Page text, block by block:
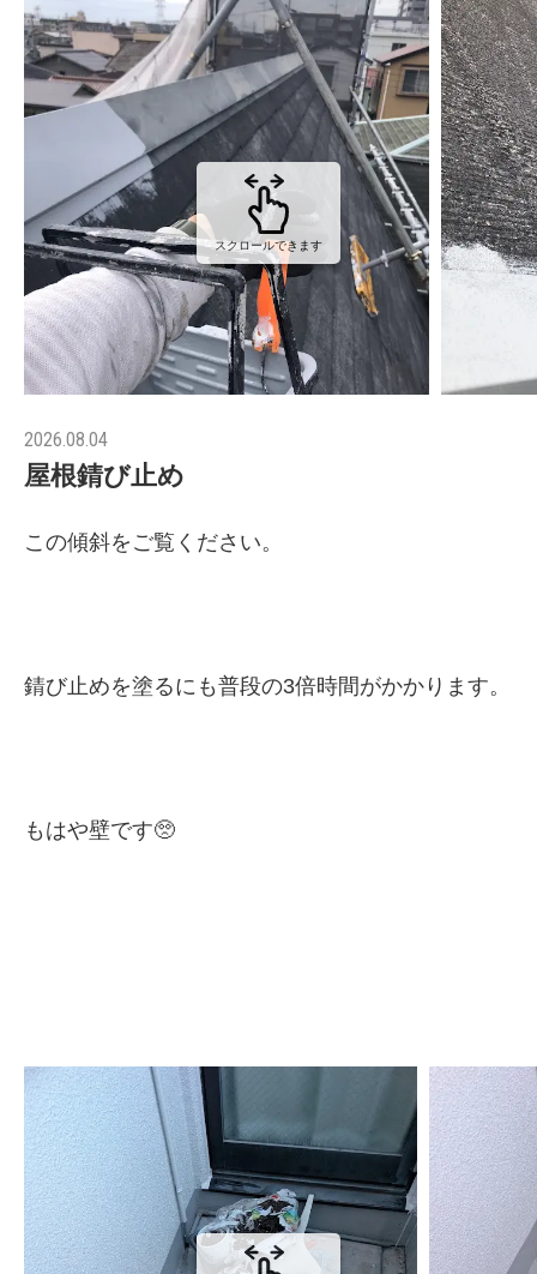
スクロールできます
2026.08.04
屋根錆び止め
この傾斜をご覧ください。
錆び止めを塗るにも普段の3倍時間がかかります。
もはや壁です🥺